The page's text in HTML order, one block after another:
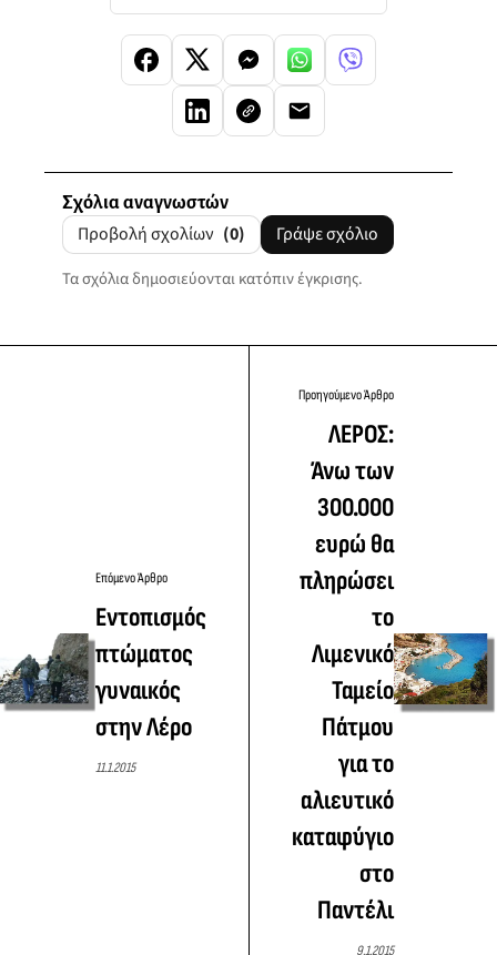
Σχόλια αναγνωστών
Προβολή σχολίων (0) Γράψε σχόλιο
Τα σχόλια δημοσιεύονται κατόπιν έγκρισης.
Επόμενο Άρθρο
Εντοπισμός
πτώματος
γυναικός
στην Λέρο
11.1.2015
Προηγούμενο Άρθρο
ΛΕΡΟΣ:
Άνω των
300.000
ευρώ θα
πληρώσει
το
Λιμενικό
Ταμείο
Πάτμου
για το
αλιευτικό
καταφύγιο
στο
Παντέλι
9.1.2015